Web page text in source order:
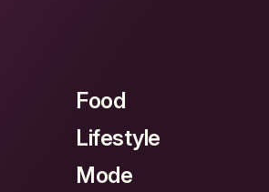
Food
Lifestyle
Mode